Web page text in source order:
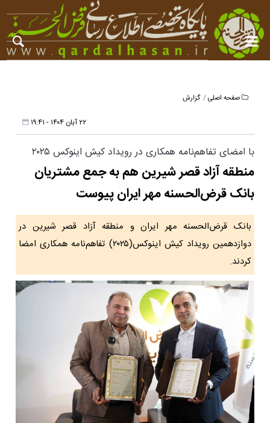
صفحه اصلی گزارش
۲۲ آبان ۱۴۰۴ - ۱۹:۴۱
با امضای تفاهم‌نامه همکاری در رویداد کیش اینوکس ۲۰۲۵
منطقه آزاد قصر شیرین هم به جمع مشتریان
بانک قرض‌الحسنه مهر ایران پیوست
بانک قرض‌الحسنه مهر ایران و منطقه آزاد قصر شیرین در
دوازدهمین رویداد کیش اینوکس(۲۰۲۵) تفاهم‌نامه همکاری امضا
کردند.